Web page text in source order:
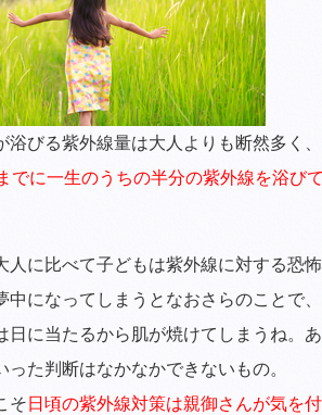
浴びる紫外線量は大人よりも断然多く、
でに一生のうちの半分の紫外線を浴び
人に比べて子どもは紫外線に対する恐
中になってしまうとなおさらのことで、
日に当たるから肌が焼けてしまうね。
った判断はなかなかできないもの。
そ 日頃の紫外線対策は親御さんが気を